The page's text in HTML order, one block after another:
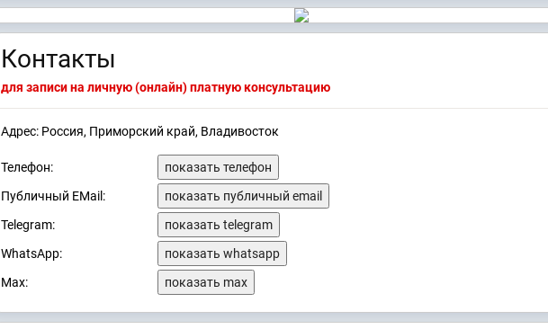
Контакты
для записи на личную (онлайн) платную консультацию
Адрес: Россия, Приморский край, Владивосток
Телефон:
показать телефон
Публичный EMail:
показать публичный email
Telegram:
показать telegram
WhatsApp:
показать whatsapp
Max:
показать max